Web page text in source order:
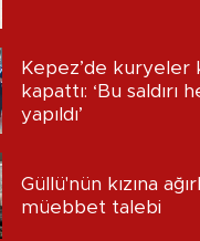
Kepez’de kuryeler
kapattı: ‘Bu saldırı
yapıldı’
Güllü'nün kızına
müebbet talebi